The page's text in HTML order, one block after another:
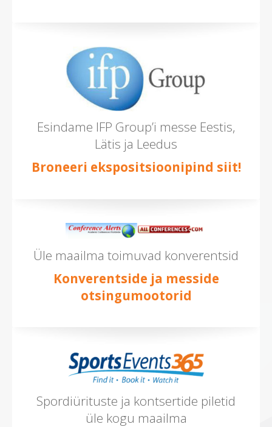
Esindame IFP Group’i messe Eestis,
Lätis ja Leedus
Broneeri ekspositsioonipind siit!
Üle maailma toimuvad konverentsid
Konverentside ja messide
otsingumootorid
Spordiürituste ja kontsertide piletid
üle kogu maailma